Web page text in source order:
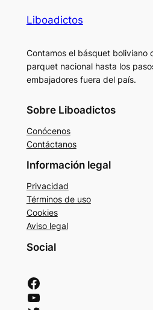
Liboadictos
Contamos el básquet boliviano
parquet nacional hasta los
embajadores fuera del país.
Sobre Liboadictos
Conócenos
Contáctanos
Información legal
Privacidad
Términos de uso
Cookies
Aviso legal
Social
Facebook
YouTube